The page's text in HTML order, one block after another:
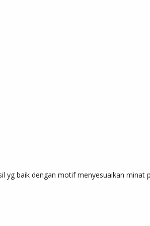
yg baik dengan motif menyesuaikan minat